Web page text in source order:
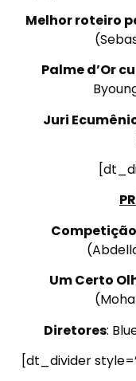
Melhor roteiro
Palme d’Or
Juri
Um Certo
Diretores:
[dt_divider